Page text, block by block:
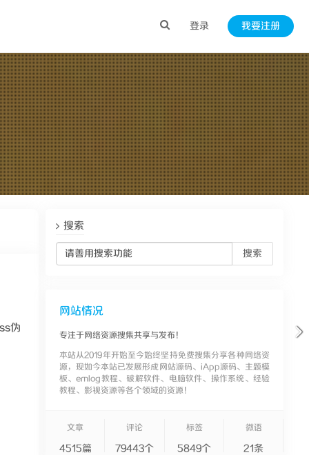
登录 我要注册
伪
搜索
搜索
网站情况
专注于网络资源搜集共享与发布！
本站从2019年开始至今始终坚持免费搜集分享各种网络资
源，现如今本站已发展形成网站源码、iApp源码、主题模
板、emlog教程、破解软件、电脑软件、操作系统、经验
教程、影视资源等各个领域的资源！
文章
4515篇
评论
79443个
标签
5849个
微语
21条